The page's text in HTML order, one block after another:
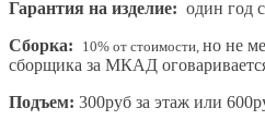
Гарантия на изделие: один год
Сборка:
10% от стоимости, но не
сборщика за МКАД
Подъем: 300руб за этаж или